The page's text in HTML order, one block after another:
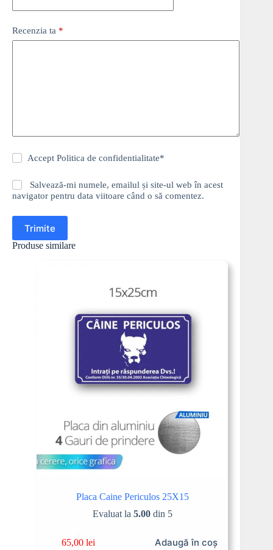
Recenzia ta *
AcceptPolitica de confidentialitate*
Salvează-mi numele, emailul și site-ul web în acest
navigator pentru data viitoare când o să comentez.
Trimite
Produse similare
Placa Caine Periculos 25X15
Evaluat la 5.00din 5
65,00lei Adaugă în coș